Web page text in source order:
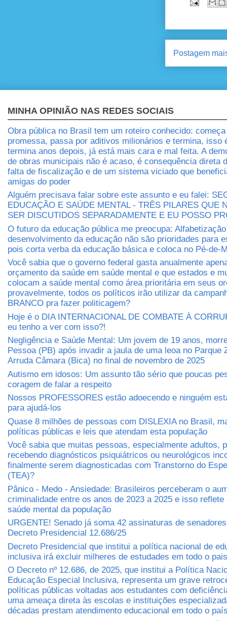
Postagem
MINHA OPINIÃO NAS REDES SOCIAIS
Obra pública no Brasil tem um roteiro conhecido:
promessa, passa por aditivos milionários e termina, isso
termina anos depois, já está mais cara e mal feita. A
de obras municipais não é acaso, é consequência direta
falta de fiscalização e de um sistema viciado que
amigas do poder
Alguém precisava falar sobre este assunto e eu falei:
EDUCAÇÃO E SAÚDE MENTAL - TRÊS PILARES QUE
SER DISCUTIDOS SEPARADAMENTE E EU POSSO
O futuro da educação pública me preocupa:
desenvolvimento da educação não são prioridades para
pois corta verba da educação básica e coloca no Pé-de-
Você sabia que o governo federal gasta anualmente
orçamento da saúde em saúde mental e que estados e
colocam a saúde mental como área prioritária em seus
provavelmente, todos os políticos irão utilizar da
BRANCO pra fazer politicagem?
Hoje é o DIA INTERNACIONAL DE COMBATE À
eu tenho a ver com isso?!
Negligência e Saúde Mental: Um jovem de 19 anos,
Pessoa (PB) após invadir a jaula de uma leoa no Parque
Arruda Câmara (Bica) no final de novembro de 2025
Autismo em idosos: Um assunto tão sério que poucas
coragem de falar a respeito
Nossos PROFESSORES estão adoecendo e ninguém
para ajudá-los
Quase 8 milhões de pessoas com DISLEXIA no Brasil,
políticas públicas e leis que atendam esta população
Você sabia que muitas pessoas, especialmente adultos,
recebendo diagnósticos psiquiátricos ou neurológicos
finalmente serem diagnosticadas com Transtorno do
(TEA)?
Pânico - Medo - Ansiedade: Brasileiros perceberam o
criminalidade entre os anos de 2023 a 2025 e isso reflete
saúde mental da população
URGENTE! Senado já soma 42 assinaturas de
Decreto Presidencial 12.686/25
Decreto Presidencial que institui a política nacional de
inclusiva irá excluir milheres de estudades em todo o pais
O Decreto nº 12.686, de 2025, que institui a Política
Educação Especial Inclusiva, representa um grave
políticas públicas voltadas aos estudantes com
uma ameaça direta às escolas e instituições
décadas prestam atendimento educacional em todo o